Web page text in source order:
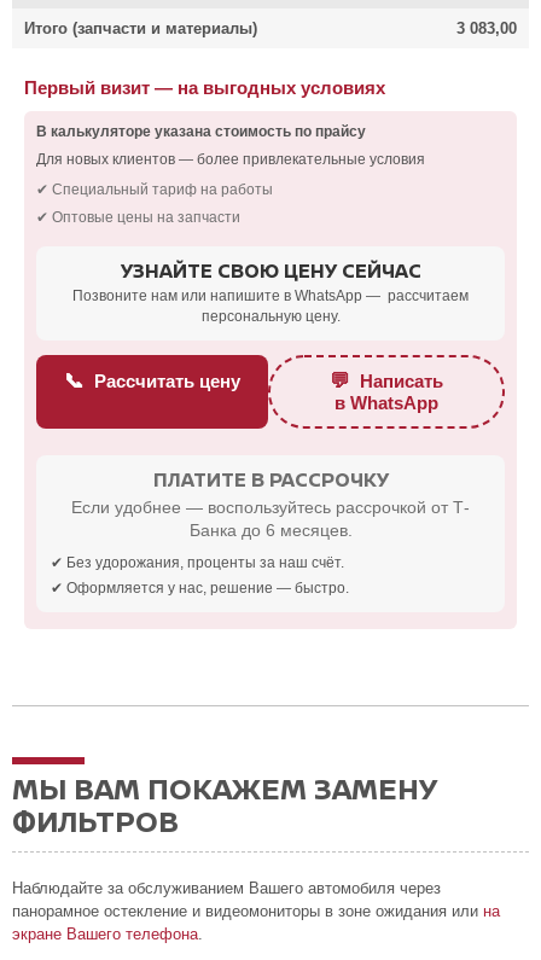
Итого (запчасти и материалы) 3 083,00
Первый визит — на выгодных условиях
В калькуляторе указана стоимость по прайсу
Для новых клиентов — более привлекательные условия
✔ Специальный тариф на работы
✔ Оптовые цены на запчасти
УЗНАЙТЕ СВОЮ ЦЕНУ СЕЙЧАС
Позвоните нам или напишите в WhatsApp — рассчитаем
персональную цену.
📞 Рассчитать цену 💬 Написать
в WhatsApp
ПЛАТИТЕ В РАССРОЧКУ
Если удобнее — воспользуйтесь рассрочкой от Т-
Банка до 6 месяцев.
✔ Без удорожания, проценты за наш счёт.
✔ Оформляется у нас, решение — быстро.
МЫ ВАМ ПОКАЖЕМ ЗАМЕНУ
ФИЛЬТРОВ
Наблюдайте за обслуживанием Вашего автомобиля через
панорамное остекление и видеомониторы в зоне ожидания или на
экране Вашего телефона.